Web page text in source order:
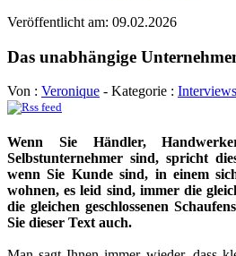
Veröffentlicht am: 09.02.2026
Das unabhängige
Von : Veronique - Kategorie :
Wenn Sie Händler,
Selbstunternehmer sind, spricht
wenn Sie Kunde sind, in einem
wohnen, es leid sind, immer die
die gleichen geschlossenen
Sie dieser Text auch.